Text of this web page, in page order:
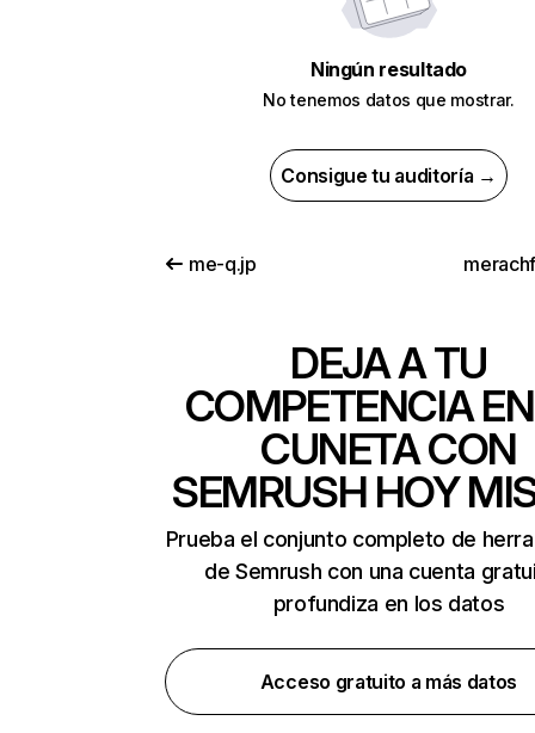
Ningún resultado
No tenemos datos que mostrar.
Consigue tu auditoría →
me-q.jp
DEJA A TU
COMPETENCIA
CUNETA CON
SEMRUSH HOY
Prueba el conjunto completo de
de Semrush con una cuenta
profundiza en los datos
Acceso gratuito a más datos